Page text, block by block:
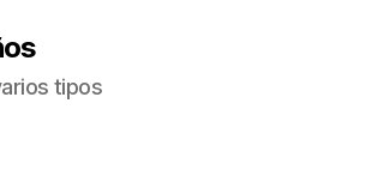
tipos